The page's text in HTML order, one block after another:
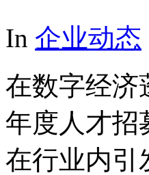
In 企业动态
在数字经济
年度人才招
在行业内引